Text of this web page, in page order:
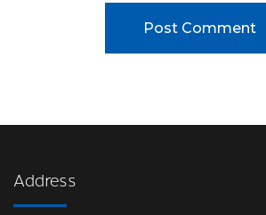
Address